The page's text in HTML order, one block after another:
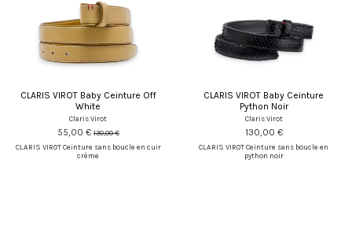
CLARIS VIROT Baby Ceinture Off
White
Claris Virot
55,00 €130,00 €
CLARIS VIROT Ceinture sans boucle en cuir
crème
CLARIS VIROT Baby Ceinture
Python Noir
Claris Virot
130,00 €
CLARIS VIROT Ceinture sans boucle en
python noir